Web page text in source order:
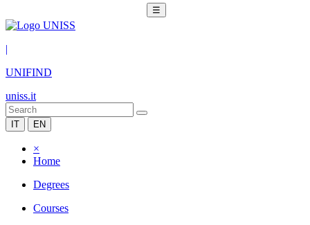
☰
|
UNIFIND
uniss.it
IT EN
×
Home
Degrees
Courses